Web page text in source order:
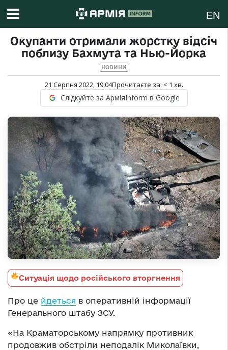
EN
Окупанти отримали жорстку відсіч
поблизу Бахмута та Нью-Йорка
НОВИНИ
21 Серпня 2022, 19:04Прочитаєте за: < 1 хв.
Слідкуйте за АрміяInform в Google
Ситуація щодо російського вторгнення
Про це йдеться в оперативній інформації
Генерального штабу ЗСУ.
«На Краматорському напрямку противник
продовжив обстріли неподалік Миколаївки,